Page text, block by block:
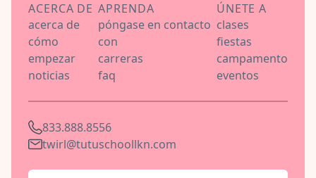
ACERCA DE
acerca de
cómo
empezar
noticias
APRENDA
póngase en contacto
con
carreras
faq
ÚNETE A
clases
fiestas
campamento
eventos
833.888.8556
twirl@tutuschoollkn.com